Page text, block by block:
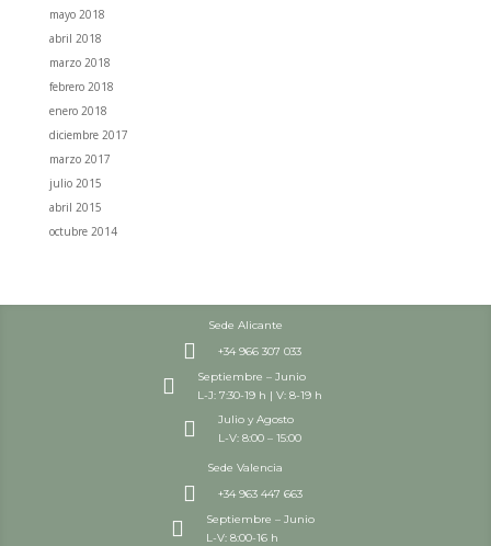
mayo 2018
abril 2018
marzo 2018
febrero 2018
enero 2018
diciembre 2017
marzo 2017
julio 2015
abril 2015
octubre 2014
Sede Alicante
 +34 966 307 033

Septiembre – Junio
L-J: 7:30-19 h | V: 8-19 h

Julio y Agosto
L-V: 8:00 – 15:00
Sede Valencia
 +34 963 447 663

Septiembre – Junio
L-V: 8:00-16 h